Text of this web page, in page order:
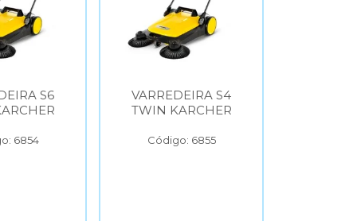
S6
6854
VARREDEIRA S4
TWIN KARCHER
Código: 6855